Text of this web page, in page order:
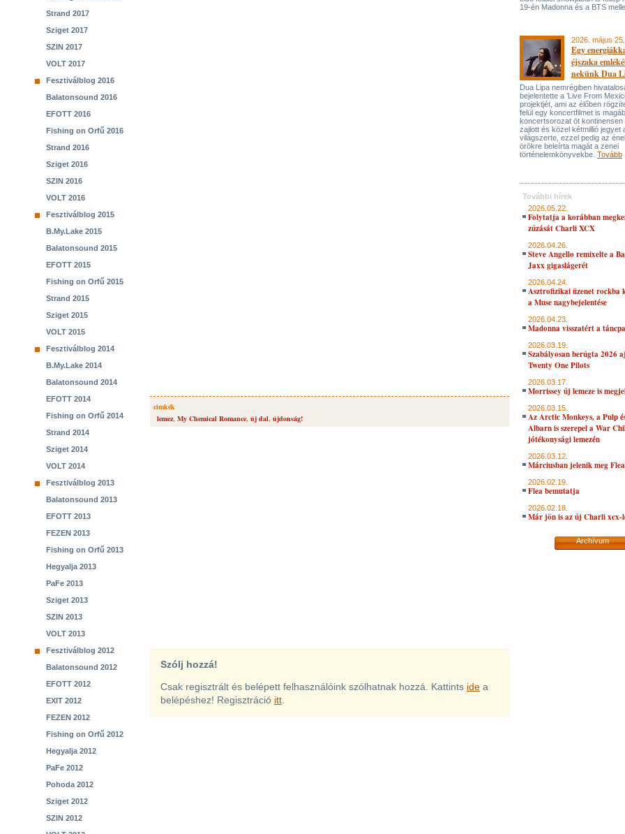
Strand 2017
Sziget 2017
SZIN 2017
VOLT 2017
Fesztiválblog 2016
Balatonsound 2016
EFOTT 2016
Fishing on Orfű 2016
Strand 2016
Sziget 2016
SZIN 2016
VOLT 2016
Fesztiválblog 2015
B.My.Lake 2015
Balatonsound 2015
EFOTT 2015
Fishing on Orfű 2015
Strand 2015
Sziget 2015
VOLT 2015
Fesztiválblog 2014
B.My.Lake 2014
Balatonsound 2014
EFOTT 2014
Fishing on Orfű 2014
Strand 2014
Sziget 2014
VOLT 2014
Fesztiválblog 2013
Balatonsound 2013
EFOTT 2013
FEZEN 2013
Fishing on Orfű 2013
Hegyalja 2013
PaFe 2013
Sziget 2013
SZIN 2013
VOLT 2013
Fesztiválblog 2012
Balatonsound 2012
EFOTT 2012
EXIT 2012
FEZEN 2012
Fishing on Orfű 2012
Hegyalja 2012
PaFe 2012
Pohoda 2012
Sziget 2012
SZIN 2012
cimkék
lemez, My Chemical Romance, új dal, újdonság!
Szólj hozzá!
Csak regisztrált és belépett felhasználóink szólhatnak hozzá. Kattints ide a
belépéshez! Regisztráció itt
19-én Madonna és a BTS
2026. május 25.
Egy
éjszaka
nekünk Dua
Dua Lipa nemrégiben
bejelentette a ’Live From
projektjét, ami az élőben
felül egy koncertfilmet is
koncertsorozat öt kontinensen
zajlott és közel kétmillió jegyet
világszerte, ezzel pedig az
örökre beleírta magát a zenei
történelemkönyvekbe. Tovább
További hírek
2026.05.22.
Folytatja a korábban
zúzását Charli XCX
2026.04.26.
Steve Angello remixelte a
Jaxx gigaslágerét
2026.04.24.
Asztrofizikai üzenet rockba
a Muse nagybejelentése
2026.04.23.
Madonna visszatért a
2026.03.19.
Szabályosan berúgta 2026
Twenty One Pilots
2026.03.17.
Morrissey új lemeze is
2026.03.15.
Az Arctic Monkeys, a Pulp
Albarn is szerepel a War
jótékonysági lemezén
2026.03.12.
Márciusban jelenik meg
2026.02.19.
Flea bemutatja
2026.02.18.
Már jön is az új Charli xcx-
Archívum